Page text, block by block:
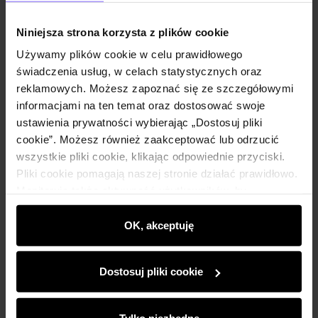
Niniejsza strona korzysta z plików cookie
Używamy plików cookie w celu prawidłowego
świadczenia usług, w celach statystycznych oraz
reklamowych. Możesz zapoznać się ze szczegółowymi
informacjami na ten temat oraz dostosować swoje
ustawienia prywatności wybierając „Dostosuj pliki
cookie”. Możesz również zaakceptować lub odrzucić
wszystkie pliki cookie, klikając odpowiednie przyciski.
Pliki cookie pomagają naszej stronie działać prawidłowo.
wyświetlać im dopasowane do ich preferencji treści,
rekomendacje oraz komunikaty reklamowe informujące o
najnowszych promocjach w e-sklepie. Informacje o tym,
partnerom społecznościowym, reklamowym i
analitycznym. Partnerzy mogą połączyć te informacje z
OK, akceptuję
Dostosuj pliki cookie
ZOBACZ